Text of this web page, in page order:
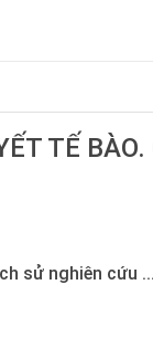
TẾ BÀO.
sử nghiên cứu